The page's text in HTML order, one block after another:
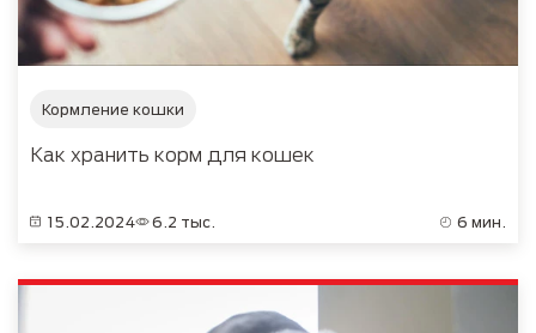
Кормление кошки
Как хранить корм для кошек
15.02.2024 6.2 тыс. 6 мин.